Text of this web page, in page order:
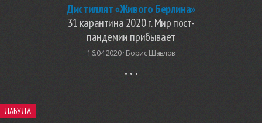
Дистиллят «Живого Берлина»
31 карантина 2020 г. Мир пост-
пандемии прибывает
16.04.2020 · Борис Шавлов
ЛАБУДА